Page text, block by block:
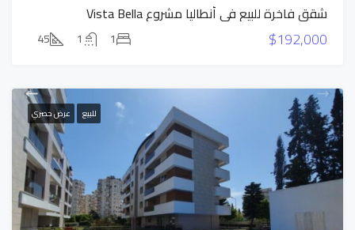
شقق فاخرة للبيع في أنطاليا مشروع Vista Bella
$192,000
1
1
45
للبيع عرض حصري